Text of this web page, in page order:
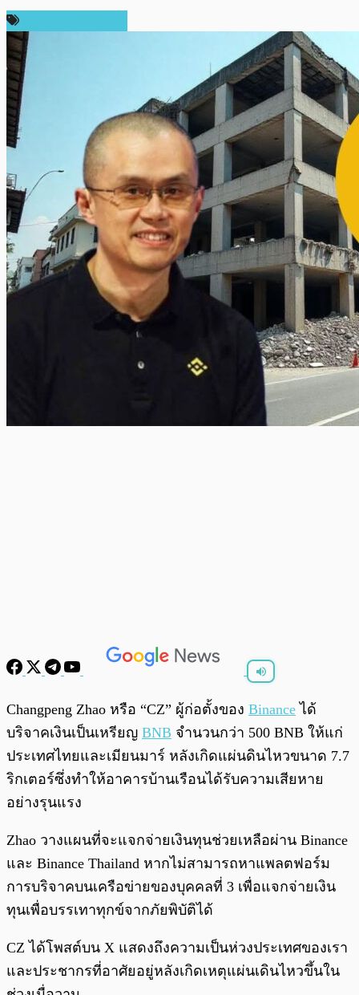
/0:00
Changpeng Zhao หรือ “CZ” ผู้ก่อตั้งของ Binance ได้
บริจาคเงินเป็นเหรียญ BNB จำนวนกว่า 500 BNB ให้แก่
ประเทศไทยและเมียนมาร์ หลังเกิดแผ่นดินไหวขนาด 7.7
ริกเตอร์ซึ่งทำให้อาคารบ้านเรือนได้รับความเสียหาย
อย่างรุนแรง
Zhao วางแผนที่จะแจกจ่ายเงินทุนช่วยเหลือผ่าน Binance
และ Binance Thailand หากไม่สามารถหาแพลตฟอร์ม
การบริจาคบนเครือข่ายของบุคคลที่ 3 เพื่อแจกจ่ายเงิน
ทุนเพื่อบรรเทาทุกข์จากภัยพิบัติได้
CZ ได้โพสต์บน X แสดงถึงความเป็นห่วงประเทศของเรา
และประชากรที่อาศัยอยู่หลังเกิดเหตุแผ่นเดินไหวขึ้นใน